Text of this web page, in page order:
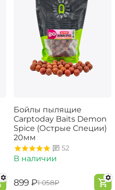
Бойлы пылящие
Carptoday Baits Demon
Spice (Острые Специи)
20мм
52
В наличии
‍899‍ ₽‍1 058‍₽